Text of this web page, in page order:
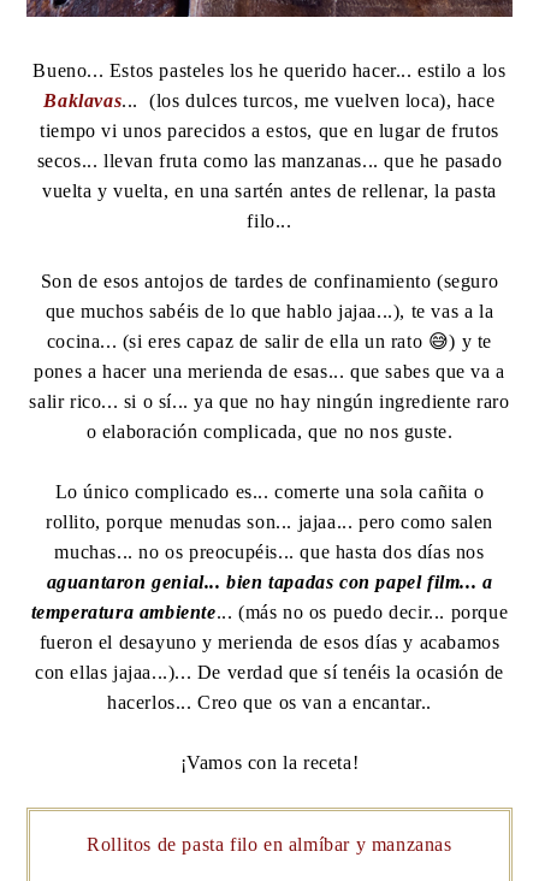
Bueno... Estos pasteles los he querido hacer... estilo a los
Baklavas... (los dulces turcos, me vuelven loca), hace
tiempo vi unos parecidos a estos, que en lugar de frutos
secos... llevan fruta como las manzanas... que he pasado
vuelta y vuelta, en una sartén antes de rellenar, la pasta
filo...
Son de esos antojos de tardes de confinamiento (seguro
que muchos sabéis de lo que hablo jajaa...), te vas a la
cocina... (si eres capaz de salir de ella un rato 😅) y te
pones a hacer una merienda de esas... que sabes que va a
salir rico... si o sí... ya que no hay ningún ingrediente raro
o elaboración complicada, que no nos guste.
Lo único complicado es... comerte una sola cañita o
rollito, porque menudas son... jajaa... pero como salen
muchas... no os preocupéis... que hasta dos días nos
aguantaron genial... bien tapadas con papel film... a
temperatura ambiente... (más no os puedo decir... porque
fueron el desayuno y merienda de esos días y acabamos
con ellas jajaa...)... De verdad que sí tenéis la ocasión de
hacerlos... Creo que os van a encantar..
¡Vamos con la receta!
Rollitos de pasta filo en almíbar y manzanas